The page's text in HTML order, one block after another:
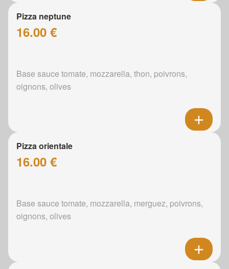
Pizza neptune
16.00 €
Base sauce tomate, mozzarella, thon, poivrons,
oignons, olives
Pizza orientale
16.00 €
Base sauce tomate, mozzarella, merguez, poivrons,
oignons, olives